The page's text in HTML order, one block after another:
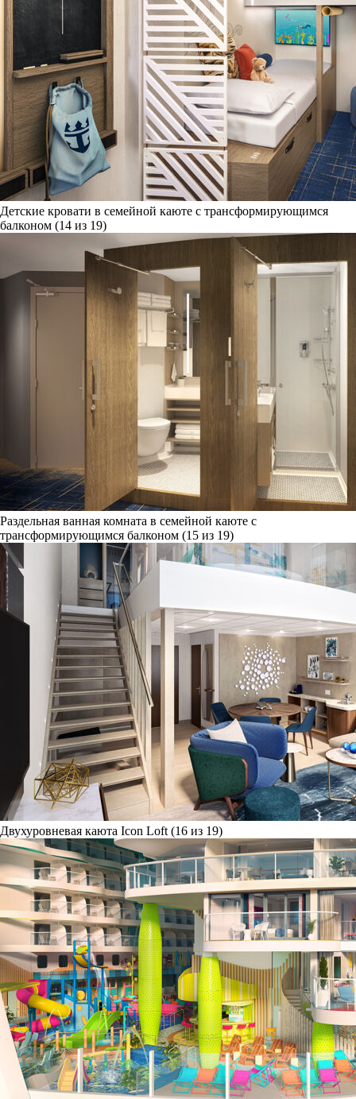
Детские кровати в семейной каюте с трансформирующимся
балконом (14 из 19)
Раздельная ванная комната в семейной каюте с
трансформирующимся балконом (15 из 19)
Двухуровневая каюта Icon Loft (16 из 19)